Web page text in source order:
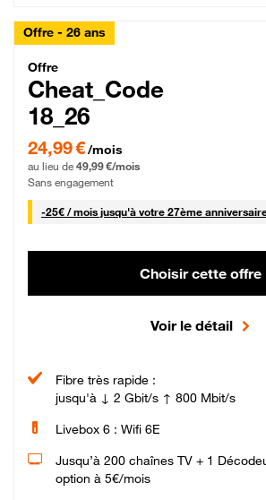
Offre - 26 ans
Cheat_Code
Offre
Cheat_Code
18_26
24,99 € par mois pendant 0 mois puis 49,99 € par
24,99 €/mois
au lieu de 49,99 €/mois
Sans engagement
-25€ / mois25 € par mois
jusqu'à votre 27ème
Choisir cette offre
Voir le détail
Fibre très rapide :
jusqu'à ↓ 2 Gbit/s ↑ 800 Mbit/s
Livebox 6 : Wifi 6E
Jusqu’à 200 chaînes TV + 1
option à 5€/mois